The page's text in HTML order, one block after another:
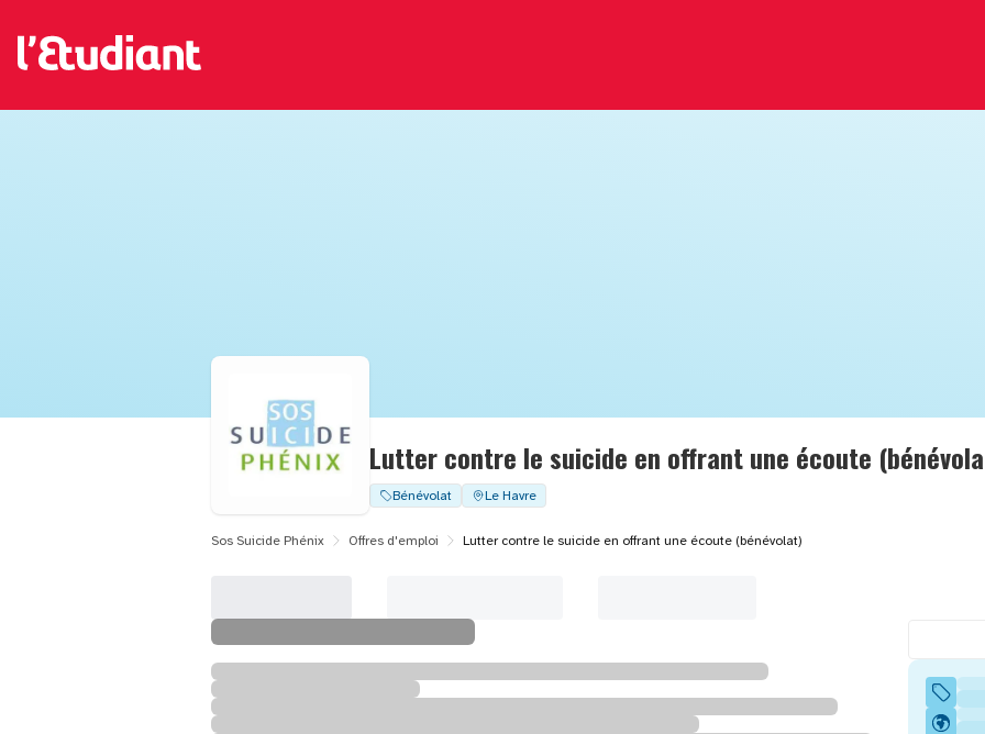
Lutter contre le suicide en offrant une écoute
Bénévolat Le Havre
Sos Suicide Phénix Offres d'emploi Lutter contre le suicide en offrant une écoute (bénévolat)